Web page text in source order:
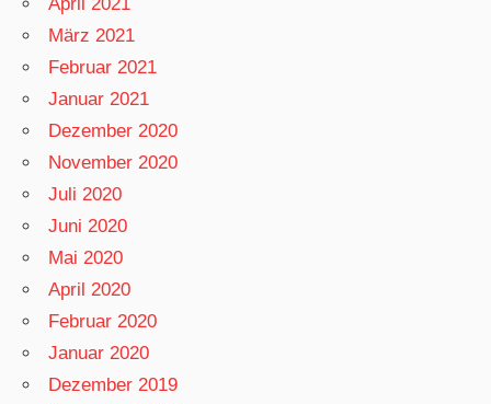
März 2021
Februar 2021
Januar 2021
Dezember 2020
November 2020
Juli 2020
Juni 2020
Mai 2020
April 2020
Februar 2020
Januar 2020
Dezember 2019